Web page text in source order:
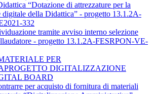
“Dotazione di attrezzature per la
digitale della Didattica” - progetto 13.1.2A-
332
tramite avviso interno selezione
- progetto 13.1.2A-FESRPON-VE-
PER
DIGITALIZZAZIONE
BOARD
per acquisto di fornitura di materiali